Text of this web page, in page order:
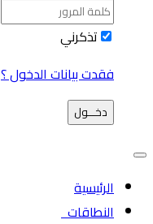
تذكرني
فقدت بيانات الدخول ؟
دخـــول
الرئيسية
النطاقات